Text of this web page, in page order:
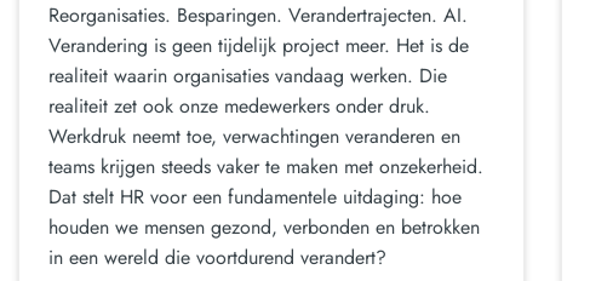
Reorganisaties. Besparingen. Verandertrajecten. AI.
Verandering is geen tijdelijk project meer. Het is de
realiteit waarin organisaties vandaag werken. Die
realiteit zet ook onze medewerkers onder druk.
Werkdruk neemt toe, verwachtingen veranderen en
teams krijgen steeds vaker te maken met onzekerheid.
Dat stelt HR voor een fundamentele uitdaging: hoe
houden we mensen gezond, verbonden en betrokken
in een wereld die voortdurend verandert?